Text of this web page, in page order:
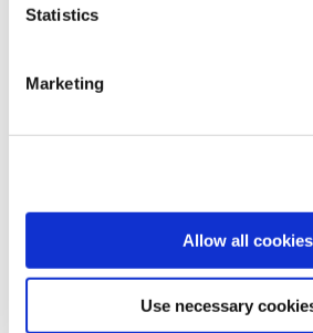
Statistics
Marketing
Allow all cookies
Use necessary
商品コード